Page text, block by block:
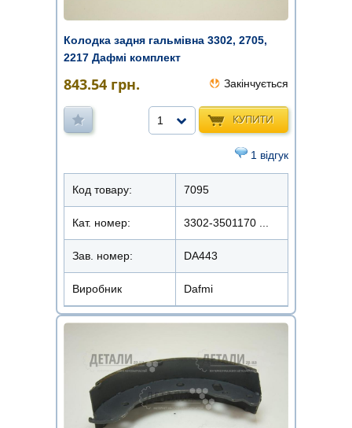
Колодка задня гальмівна 3302, 2705,
2217 Дафмі комплект
843.54 грн. Закінчується
КУПИТИ
1
1 відгук
Код товару: 7095
Кат. номер: 3302-3501170 ...
Зав. номер: DA443
Виробник Dafmi